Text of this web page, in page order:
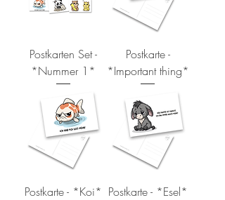
Postkarten Set -
*Nummer 1*
Postkarte -
*Important thing*
Postkarte - *Koi* Postkarte - *Esel*